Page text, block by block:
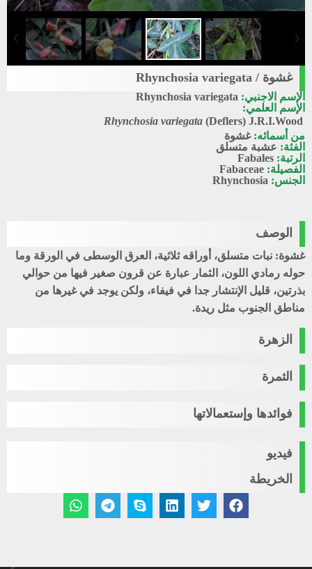
غشوة / Rhynchosia variegata
الإسم الاجنبي: Rhynchosia variegata
الإسم العلمي:
Rhynchosia variegata (Deflers) J.R.I.Wood
من أسمائه:غشوة
الفئة: عشبة متسلق
الرتبة: Fabales
الفصيلة: Fabaceae
الجنس: Rhynchosia
الوصف
غشوة: نبات متسلق، أوراقه ثلاثية، العرق الوسطى في الورقة وما
حوله رمادي اللون، الثمار عبارة عن قرون صغير فيها من حوالي
بذرتين، قليل الإنتشار جدا في فيفاء، ولكن يوجد في غيرها من
مناطق الجنوب مثل ريدة.
الزهرة
الثمرة
فوائدها وإستعمالاتها
فيديو
الخريطة